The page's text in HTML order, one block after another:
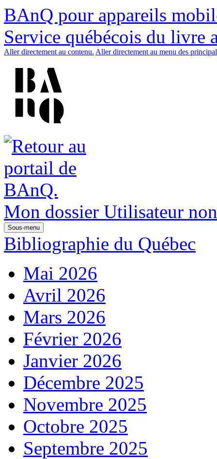
BAnQ pour appareils
Service québécois du livre
Aller directement au contenu. Aller directement au menu des
Mon dossier Utilisateur
Sous-menu
Bibliographie du Québec
Mai 2026
Avril 2026
Mars 2026
Février 2026
Janvier 2026
Décembre 2025
Novembre 2025
Octobre 2025
Septembre 2025